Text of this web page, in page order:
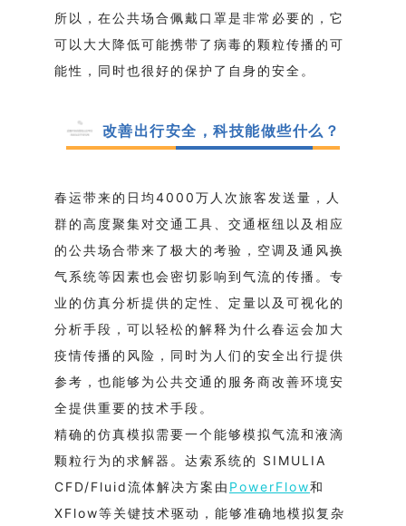
所以，在公共场合佩戴口罩是非常必要的，它
可以大大降低可能携带了病毒的颗粒传播的可
能性，同时也很好的保护了自身的安全。
改善出行安全，科技能做些什么？
春运带来的日均4000万人次旅客发送量，人
群的高度聚集对交通工具、交通枢纽以及相应
的公共场合带来了极大的考验，空调及通风换
气系统等因素也会密切影响到气流的传播。专
业的仿真分析提供的定性、定量以及可视化的
分析手段，可以轻松的解释为什么春运会加大
疫情传播的风险，同时为人们的安全出行提供
参考，也能够为公共交通的服务商改善环境安
全提供重要的技术手段。
精确的仿真模拟需要一个能够模拟气流和液滴
颗粒行为的求解器。达索系统的 SIMULIA
CFD/Fluid流体解决方案由 PowerFlow和
XFlow等关键技术驱动，能够准确地模拟复杂